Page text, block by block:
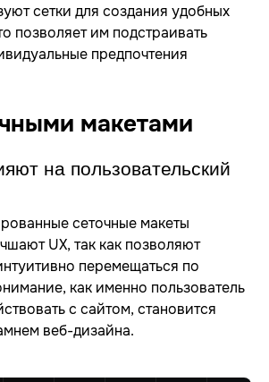
сетки для создания удобных
позволяет им подстраивать
предпочтения
макетами
на пользовательский
сеточные макеты
UX, так как позволяют
перемещаться по
как именно пользователь
с сайтом, становится
веб-дизайна.